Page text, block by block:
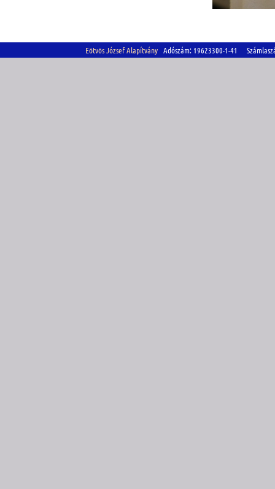
Eötvös József Alapítvány Adószám: 19623300-1-41